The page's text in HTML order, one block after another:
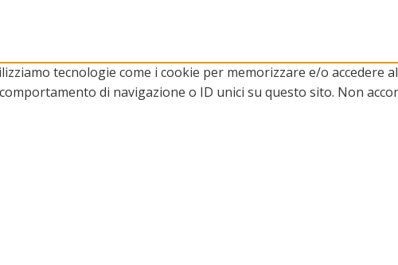
tecnologie come i cookie per memorizzare e/o accedere
di navigazione o ID unici su questo sito. Non